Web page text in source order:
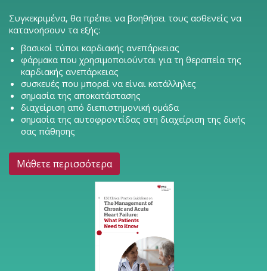
Συγκεκριμένα, θα πρέπει να βοηθήσει τους ασθενείς να
κατανοήσουν τα εξής:
βασικοί τύποι καρδιακής ανεπάρκειας
φάρμακα που χρησιμοποιούνται για τη θεραπεία της
καρδιακής ανεπάρκειας
συσκευές που μπορεί να είναι κατάλληλες
σημασία της αποκατάστασης
διαχείριση από διεπιστημονική ομάδα
σημασία της αυτοφροντίδας στη διαχείριση της δικής
σας πάθησης
Μάθετε περισσότερα